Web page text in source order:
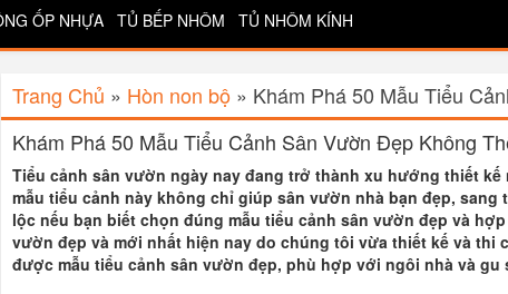
ỐP NHỰA TỦ BẾP NHÔM TỦ NHÔM KÍNH
Trang Chủ » Hòn non bộ» Khám Phá 50 Mẫu Tiểu
Khám Phá 50 Mẫu Tiểu Cảnh Sân Vườn Đẹp Không
Tiểu cảnh sân vườn ngày nay đang trở thành xu hướng thiết
mẫu tiểu cảnh này không chỉ giúp sân vườn nhà bạn đẹp,
lộc nếu bạn biết chọn đúng mẫu tiểu cảnh sân vườn đẹp và
vườn đẹp và mới nhất hiện nay do chúng tôi vừa thiết kế và thi
được mẫu tiểu cảnh sân vườn đẹp, phù hợp với ngôi nhà và gu